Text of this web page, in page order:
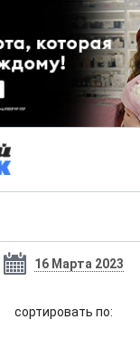
16 Марта 2023
cортировать по: